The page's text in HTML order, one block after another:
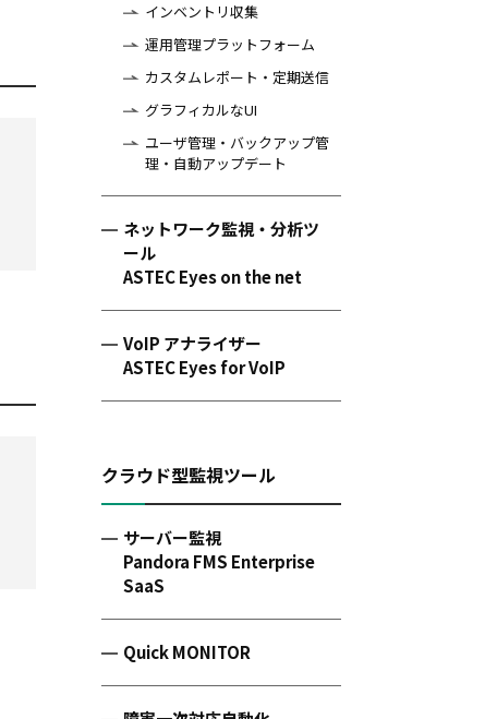
インベントリ収集
運用管理プラットフォーム
カスタムレポート・定期送信
グラフィカルなUI
ユーザ管理・バックアップ管
理・自動アップデート
ネットワーク監視・分析ツ
ール
ASTEC Eyes on the net
VoIP アナライザー
ASTEC Eyes for VoIP
クラウド型監視ツール
サーバー監視
Pandora FMS Enterprise
SaaS
Quick MONITOR